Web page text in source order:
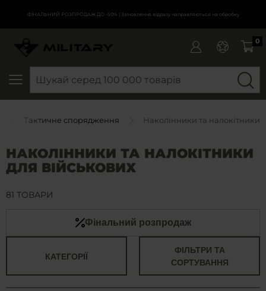
ФІНАЛЬНИЙ РОЗПРОДАЖ ДО -50% | Замовлення відразу направляються на обробку
SEARCH
0
Тактичне спорядження Наколінники та налокітники
НАКОЛІННИКИ ТА НАЛОКІТНИКИ
ДЛЯ ВІЙСЬКОВИХ
Фінальний розпродаж
КАТЕГОРІЇ
ФІЛЬТРИ ТА
СОРТУВАННЯ
81 ТОВАРИ